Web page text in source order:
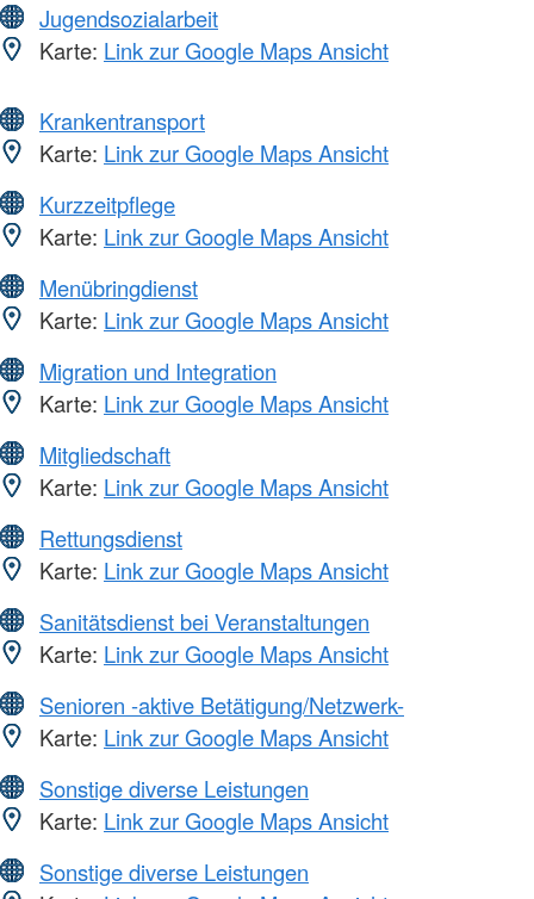
Jugendsozialarbeit
Karte: Link zur Google Maps Ansicht
Krankentransport
Karte: Link zur Google Maps Ansicht
Kurzzeitpflege
Karte: Link zur Google Maps Ansicht
Menübringdienst
Karte: Link zur Google Maps Ansicht
Migration und Integration
Karte: Link zur Google Maps Ansicht
Mitgliedschaft
Karte: Link zur Google Maps Ansicht
Rettungsdienst
Karte: Link zur Google Maps Ansicht
Sanitätsdienst bei Veranstaltungen
Karte: Link zur Google Maps Ansicht
Senioren -aktive Betätigung/Netzwerk-
Karte: Link zur Google Maps Ansicht
Sonstige diverse Leistungen
Karte: Link zur Google Maps Ansicht
Sonstige diverse Leistungen